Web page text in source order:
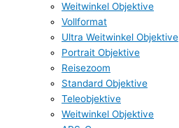
Weitwinkel Objektive
Vollformat
Ultra Weitwinkel Objektive
Portrait Objektive
Reisezoom
Standard Objektive
Teleobjektive
Weitwinkel Objektive